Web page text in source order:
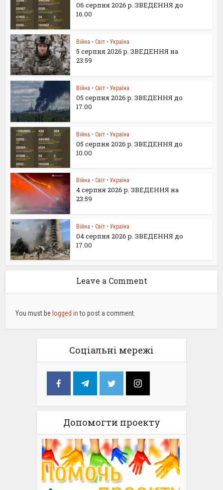
06 серпня 2026 р. ЗВЕДЕННЯ до
16.00
Війна • Світ • Україна
5 серпня 2026 р. ЗВЕДЕННЯ на
23:59
Війна • Світ • Україна
05 серпня 2026 р. ЗВЕДЕННЯ до
17.00
Війна • Світ • Україна
05 серпня 2026 р. ЗВЕДЕННЯ до
10.00
Війна • Світ • Україна
4 серпня 2026 р. ЗВЕДЕННЯ на
23:59
Війна • Світ • Україна
04 серпня 2026 р. ЗВЕДЕННЯ до
17.00
Leave a Comment
You must be logged into post a comment.
Соціальні мережі
Допомогти проекту